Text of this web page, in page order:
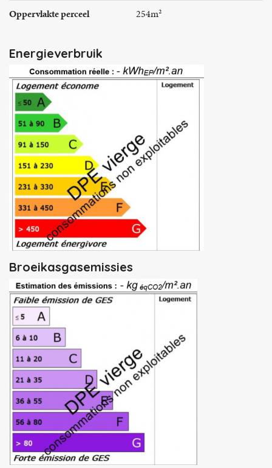
Oppervlakte perceel
254m²
Energieverbruik
Broeikasgasemissies